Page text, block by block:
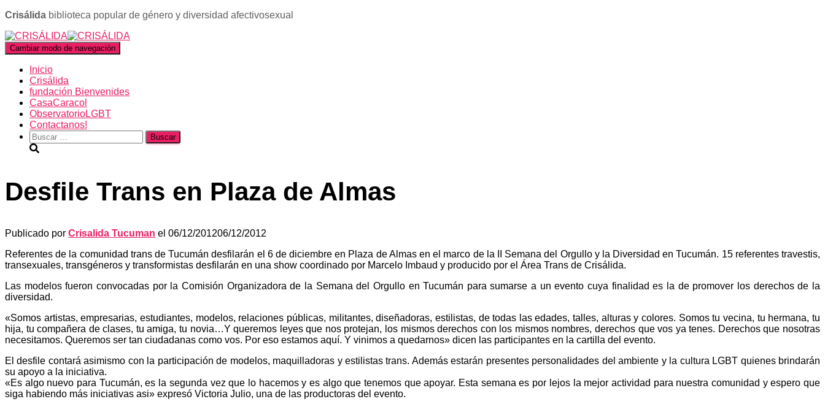
Crisálida biblioteca popular de género y diversidad afectivosexual
Cambiar modo de navegación
Inicio
Crisálida
fundación Bienvenides
CasaCaracol
ObservatorioLGBT
Contactanos!
Buscar:
Desfile Trans en Plaza de Almas
Publicado por Crisalida Tucuman el 06/12/201206/12/2012
Referentes de la comunidad trans de Tucumán desfilarán el 6 de diciembre en Plaza de Almas en el marco de la II Semana del Orgullo y la Diversidad en Tucumán. 15 referentes travestis,
transexuales, transgéneros y transformistas desfilarán en una show coordinado por Marcelo Imbaud y producido por el Área Trans de Crisálida.
Las modelos fueron convocadas por la Comisión Organizadora de la Semana del Orgullo en Tucumán para sumarse a un evento cuya finalidad es la de promover los derechos de la
diversidad.
«Somos artistas, empresarias, estudiantes, modelos, relaciones públicas, militantes, diseñadoras, estilistas, de todas las edades, talles, alturas y colores. Somos tu vecina, tu hermana, tu
hija, tu compañera de clases, tu amiga, tu novia…Y queremos leyes que nos protejan, los mismos derechos con los mismos nombres, derechos que vos ya tenes. Derechos que nosotras
necesitamos. Queremos ser tan ciudadanas como vos. Por eso estamos aquí. Y vinimos a quedarnos» dicen las participantes en la cartilla del evento.
El desfile contará asimismo con la participación de modelos, maquilladoras y estilistas trans. Además estarán presentes personalidades del ambiente y la cultura LGBT quienes brindarán
su apoyo a la iniciativa.
«Es algo nuevo para Tucumán, es la segunda vez que lo hacemos y es algo que tenemos que apoyar. Esta semana es por lejos la mejor actividad para nuestra comunidad y espero que
siga habiendo más iniciativas asi» expresó Victoria Julio, una de las productoras del evento.